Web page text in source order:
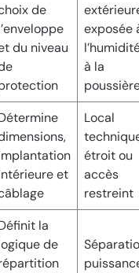
de
du niveau
exposée
à la
et
Local
étroit ou
accès
restreint
la
de